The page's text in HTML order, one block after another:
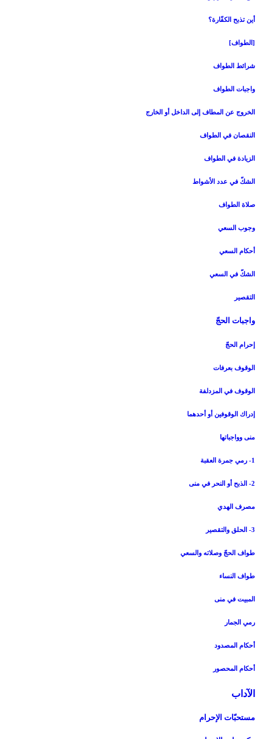
أين تذبح الكفّارة؟
[الطواف‏]
شرائط الطواف
واجبات الطواف‏
الخروج عن المطاف إلى الداخل أو الخارج‏
النقصان في الطواف‏
الزيادة في الطواف‏
الشكّ في عدد الأشواط
صلاة الطواف
وجوب السعي‏
أحكام السعي‏
الشكّ في السعي‏
التقصير
واجبات الحجّ‏
إحرام الحجّ‏
الوقوف بعرفات‏
الوقوف في المزدلفة
إدراك الوقوفين أو أحدهما
منى وواجباتها
1- رمي جمرة العقبة
2- الذبح أو النحر في منى
مصرف الهدي
3- الحلق والتقصير
طواف الحجّ وصلاته والسعي‏
طواف النساء
المبيت في منى‏
رمي الجمار
أحكام المصدود
أحكام المحصور
الآداب‏
مستحبّات الإحرام